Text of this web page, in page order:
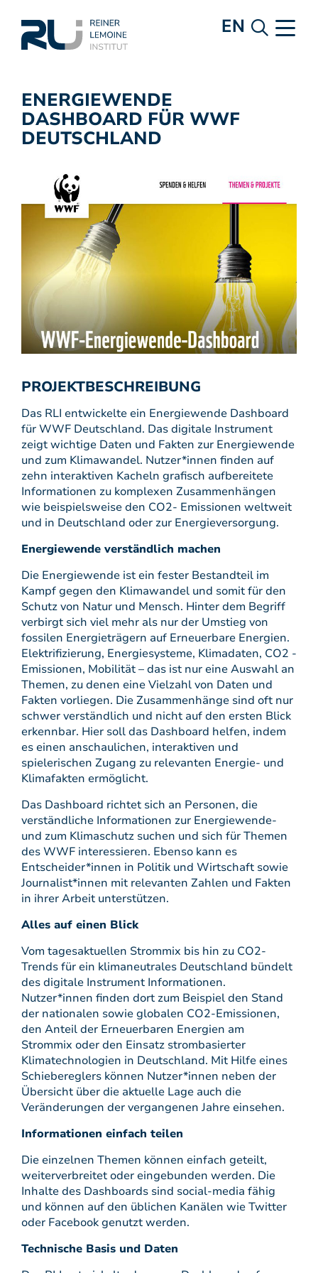
EN
ENERGIEWENDE
DASHBOARD FÜR WWF
DEUTSCHLAND
PROJEKTBESCHREIBUNG
Das RLI entwickelte ein Energiewende Dashboard
für WWF Deutschland. Das digitale Instrument
zeigt wichtige Daten und Fakten zur Energiewende
und zum Klimawandel. Nutzer*innen finden auf
zehn interaktiven Kacheln grafisch aufbereitete
Informationen zu komplexen Zusammenhängen
wie beispielsweise den CO2- Emissionen weltweit
und in Deutschland oder zur Energieversorgung.
Energiewende verständlich machen
Die Energiewende ist ein fester Bestandteil im
Kampf gegen den Klimawandel und somit für den
Schutz von Natur und Mensch. Hinter dem Begriff
verbirgt sich viel mehr als nur der Umstieg von
fossilen Energieträgern auf Erneuerbare Energien.
Elektrifizierung, Energiesysteme, Klimadaten, CO2 -
Emissionen, Mobilität – das ist nur eine Auswahl an
Themen, zu denen eine Vielzahl von Daten und
Fakten vorliegen. Die Zusammenhänge sind oft nur
schwer verständlich und nicht auf den ersten Blick
erkennbar. Hier soll das Dashboard helfen, indem
es einen anschaulichen, interaktiven und
spielerischen Zugang zu relevanten Energie- und
Klimafakten ermöglicht.
Das Dashboard richtet sich an Personen, die
verständliche Informationen zur Energiewende-
und zum Klimaschutz suchen und sich für Themen
des WWF interessieren. Ebenso kann es
Entscheider*innen in Politik und Wirtschaft sowie
Journalist*innen mit relevanten Zahlen und Fakten
in ihrer Arbeit unterstützen.
Alles auf einen Blick
Vom tagesaktuellen Strommix bis hin zu CO2-
Trends für ein klimaneutrales Deutschland bündelt
des digitale Instrument Informationen.
Nutzer*innen finden dort zum Beispiel den Stand
der nationalen sowie globalen CO2-Emissionen,
den Anteil der Erneuerbaren Energien am
Strommix oder den Einsatz strombasierter
Klimatechnologien in Deutschland. Mit Hilfe eines
Schiebereglers können Nutzer*innen neben der
Übersicht über die aktuelle Lage auch die
Veränderungen der vergangenen Jahre einsehen.
Informationen einfach teilen
Die einzelnen Themen können einfach geteilt,
weiterverbreitet oder eingebunden werden. Die
Inhalte des Dashboards sind social-media fähig
und können auf den üblichen Kanälen wie Twitter
oder Facebook genutzt werden.
Technische Basis und Daten